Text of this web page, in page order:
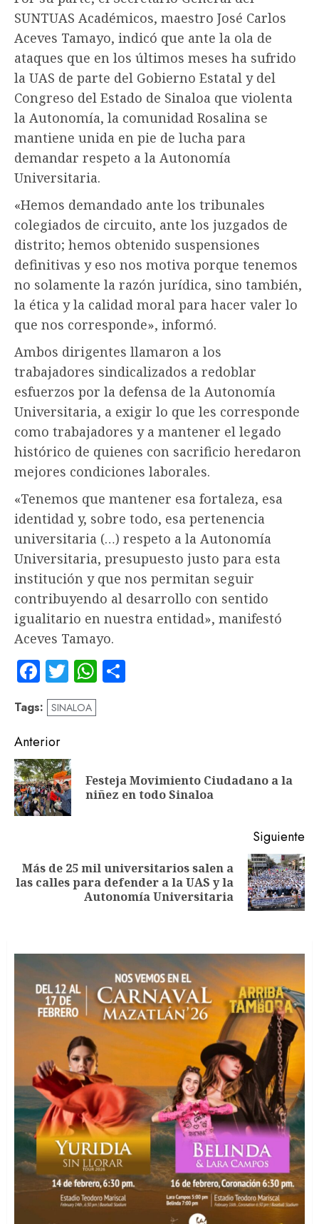
SUNTUAS Académicos, maestro José Carlos
Aceves Tamayo, indicó que ante la ola de
ataques que en los últimos meses ha sufrido
la UAS de parte del Gobierno Estatal y del
Congreso del Estado de Sinaloa que violenta
la Autonomía, la comunidad Rosalina se
mantiene unida en pie de lucha para
demandar respeto a la Autonomía
Universitaria.
«Hemos demandado ante los tribunales
colegiados de circuito, ante los juzgados de
distrito; hemos obtenido suspensiones
definitivas y eso nos motiva porque tenemos
no solamente la razón jurídica, sino también,
la ética y la calidad moral para hacer valer lo
que nos corresponde», informó.
Ambos dirigentes llamaron a los
trabajadores sindicalizados a redoblar
esfuerzos por la defensa de la Autonomía
Universitaria, a exigir lo que les corresponde
como trabajadores y a mantener el legado
histórico de quienes con sacrificio heredaron
mejores condiciones laborales.
«Tenemos que mantener esa fortaleza, esa
identidad y, sobre todo, esa pertenencia
universitaria (…) respeto a la Autonomía
Universitaria, presupuesto justo para esta
institución y que nos permitan seguir
contribuyendo al desarrollo con sentido
igualitario en nuestra entidad», manifestó
Aceves Tamayo.
Facebook
TwitterWhatsApp
Tags: SINALOA
Navegación
de
entradas
Anterior
Festeja Movimiento Ciudadano a la
niñez en todo Sinaloa
Siguiente
Siguiente
Más de 25 mil universitarios salen a
las calles para defender a la UAS y la
Autonomía Universitaria